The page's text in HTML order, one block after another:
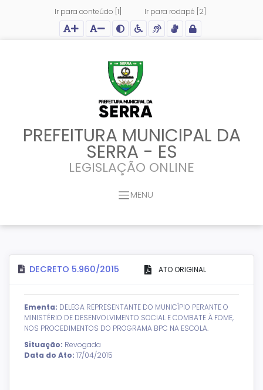
Ir para conteúdo [1] Ir para rodapé [2]
Ação para aumentar tamanho da fonte do site
Ação para diminuir tamanho da fonte do site
Ação para aplicar auto contraste no site
Acessar página sobre acessibilidade do site
Acessar página sobre NVDA - Leitor de Tela
Acessar página sobre VLibras - Tradutor de
Acessar Intranet
PREFEITURA MUNICIPAL DA
SERRA - ES
LEGISLAÇÃO ONLINE
MENU
DECRETO 5.960/2015 ATO ORIGINAL
Ementa: DELEGA REPRESENTANTE DO MUNICÍPIO PERANTE O
MINISTÉRIO DE DESENVOLVIMENTO SOCIAL E COMBATE À FOME,
NOS PROCEDIMENTOS DO PROGRAMA BPC NA ESCOLA.
Situação: Revogada
Data do Ato: 17/04/2015